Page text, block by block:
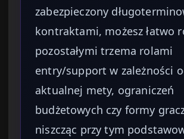
zabezpieczony
kontraktami, możesz łatwo
pozostałymi trzema rolami
entry/support w zależności
aktualnej mety, ograniczeń
budżetowych czy formy
niszcząc przy tym